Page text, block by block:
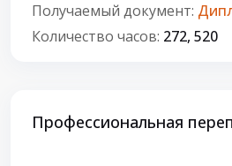
Получаемый документ:
Количество часов: 272, 520
Профессиональная